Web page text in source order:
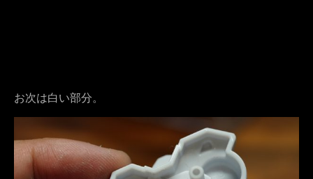
お次は白い部分。